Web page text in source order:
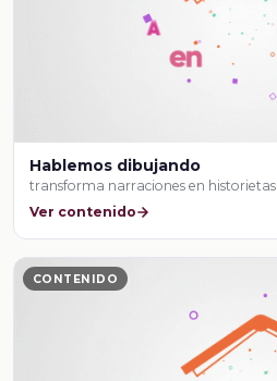
Hablemos dibujando
transforma narraciones en historietas.
Ver contenido
CONTENIDO